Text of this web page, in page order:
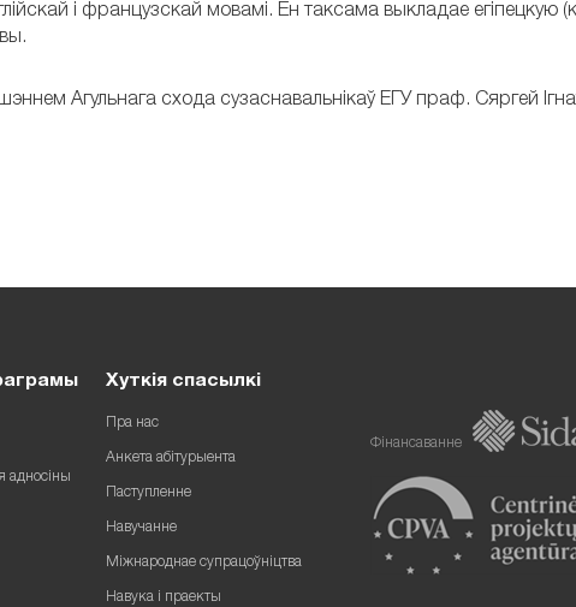
і французскай мовамі. Ён таксама выкладае
Агульнага схода сузаснавальнікаў ЕГУ праф. Сяргей
адносіны
Хуткія спасылкі
Пра нас
Анкета абітурыента
Паступленне
Навучанне
Міжнароднае супрацоўніцтва
Навука і праекты
Фінансаванне